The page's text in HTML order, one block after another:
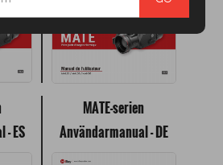
ES
MATE-serien
Användarmanual - DE